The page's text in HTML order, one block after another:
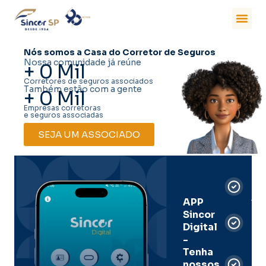
Nós somos a Casa do Corretor de Seguros
Nossa comunidade já reúne
+0 Mil
Corretores de seguros associados
Também estão com a gente
+0Mil
Empresas corretoras
e seguros associadas
SEJA UM ASSOCIADO
APP
Sincor
Digital
-
Tenha